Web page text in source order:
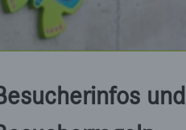
und